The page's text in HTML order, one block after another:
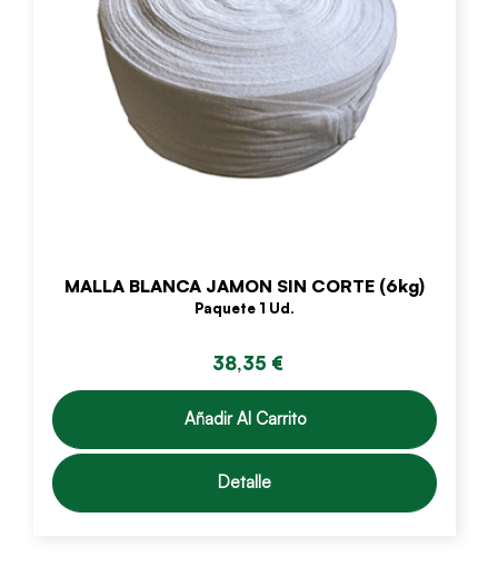
MALLA BLANCA JAMON SIN CORTE (6kg)
Paquete 1 Ud.
38,35 €
Añadir Al Carrito
Detalle